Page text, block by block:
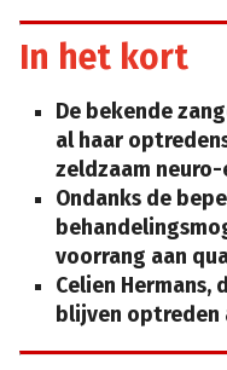
In het kort
De bekende
al haar
zeldzaam
Ondanks de
voorrang aan
Celien
blijven optreden